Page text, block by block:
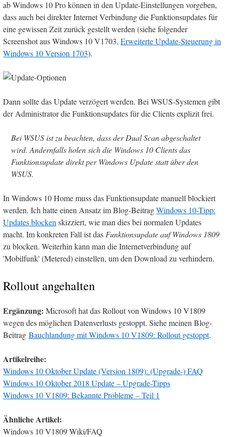
ab Windows 10 Pro können in den Update-Einstellungen vorgeben,
dass auch bei direkter Internet Verbindung die Funktionsupdates für
eine gewissen Zeit zurück gestellt werden (siehe folgender
Screenshot aus Windows 10 V1703, Erweiterte Update-Steuerung in
Windows 10 Version 1703).
Dann sollte das Update verzögert werden. Bei WSUS-Systemen gibt
der Administrator die Funktionsupdates für die Clients explizit frei.
Bei WSUS ist zu beachten, dass der Dual Scan abgeschaltet
wird. Andernfalls holen sich die Windows 10 Clients das
Funktionsupdate direkt per Windows Update statt über den
WSUS.
In Windows 10 Home muss das Funktionsupdate manuell blockiert
werden. Ich hatte einen Ansatz im Blog-BeitragWindows 10-Tipp:
Updates blocken skizziert, wie man dies bei normalen Updates
macht. Im konkreten Fall ist das Funktionsupdate auf Windows 1809
zu blocken. Weiterhin kann man die Internetverbindung auf
'Mobilfunk' (Metered) einstellen, um den Download zu verhindern.
Rollout angehalten
Ergänzung: Microsoft hat das Rollout von Windows 10 V1809
wegen des möglichen Datenverlusts gestoppt. Siehe meinen Blog-
Beitrag Bauchlandung mit Windows 10 V1809: Rollout gestoppt.
Artikelreihe:
Windows 10 Oktober Update (Version 1809): (Upgrade-) FAQ
Windows 10 Oktober 2018 Update – Upgrade-Tipps
Windows 10 V1809: Bekannte Probleme – Teil 1
Ähnliche Artikel:
Windows 10 V1809 Wiki/FAQ